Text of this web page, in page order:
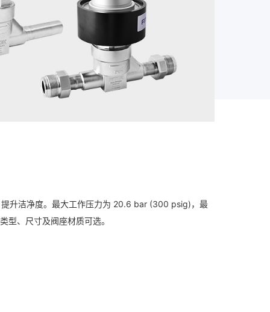
升洁净度。最大工作压力为 20.6 bar (300 psig)，最
型、尺寸及阀座材质可选。